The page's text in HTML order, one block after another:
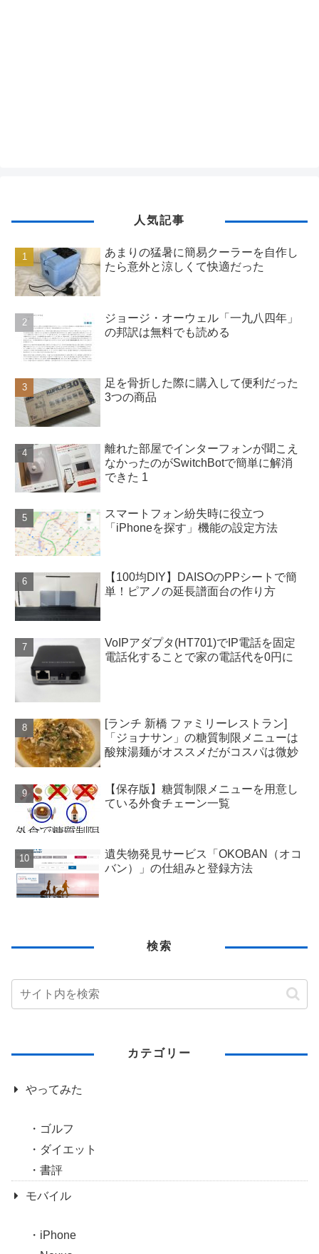
人気記事
あまりの猛暑に簡易クーラーを自作し
たら意外と涼しくて快適だった
ジョージ・オーウェル「一九八四年」
の邦訳は無料でも読める
足を骨折した際に購入して便利だった
3つの商品
離れた部屋でインターフォンが聞こえ
なかったのがSwitchBotで簡単に解消
できた 1
スマートフォン紛失時に役立つ
「iPhoneを探す」機能の設定方法
【100均DIY】DAISOのPPシートで簡
単！ピアノの延長譜面台の作り方
VoIPアダプタ(HT701)でIP電話を固定
電話化することで家の電話代を0円に
[ランチ 新橋 ファミリーレストラン]
「ジョナサン」の糖質制限メニューは
酸辣湯麺がオススメだがコスパは微妙
【保存版】糖質制限メニューを用意し
ている外食チェーン一覧
遺失物発見サービス「OKOBAN（オコ
バン）」の仕組みと登録方法
検索
カテゴリー
やってみた
ゴルフ
ダイエット
書評
モバイル
iPhone